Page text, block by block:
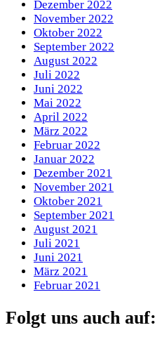
Dezember 2022
November 2022
Oktober 2022
September 2022
August 2022
Juli 2022
Juni 2022
Mai 2022
April 2022
März 2022
Februar 2022
Januar 2022
Dezember 2021
November 2021
Oktober 2021
September 2021
August 2021
Juli 2021
Juni 2021
März 2021
Februar 2021
Folgt uns auch auf: